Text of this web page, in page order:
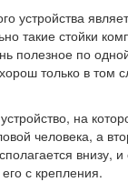
устройства
такие стойки
полезное по
только в том
на
человека, а
внизу,
с крепления.